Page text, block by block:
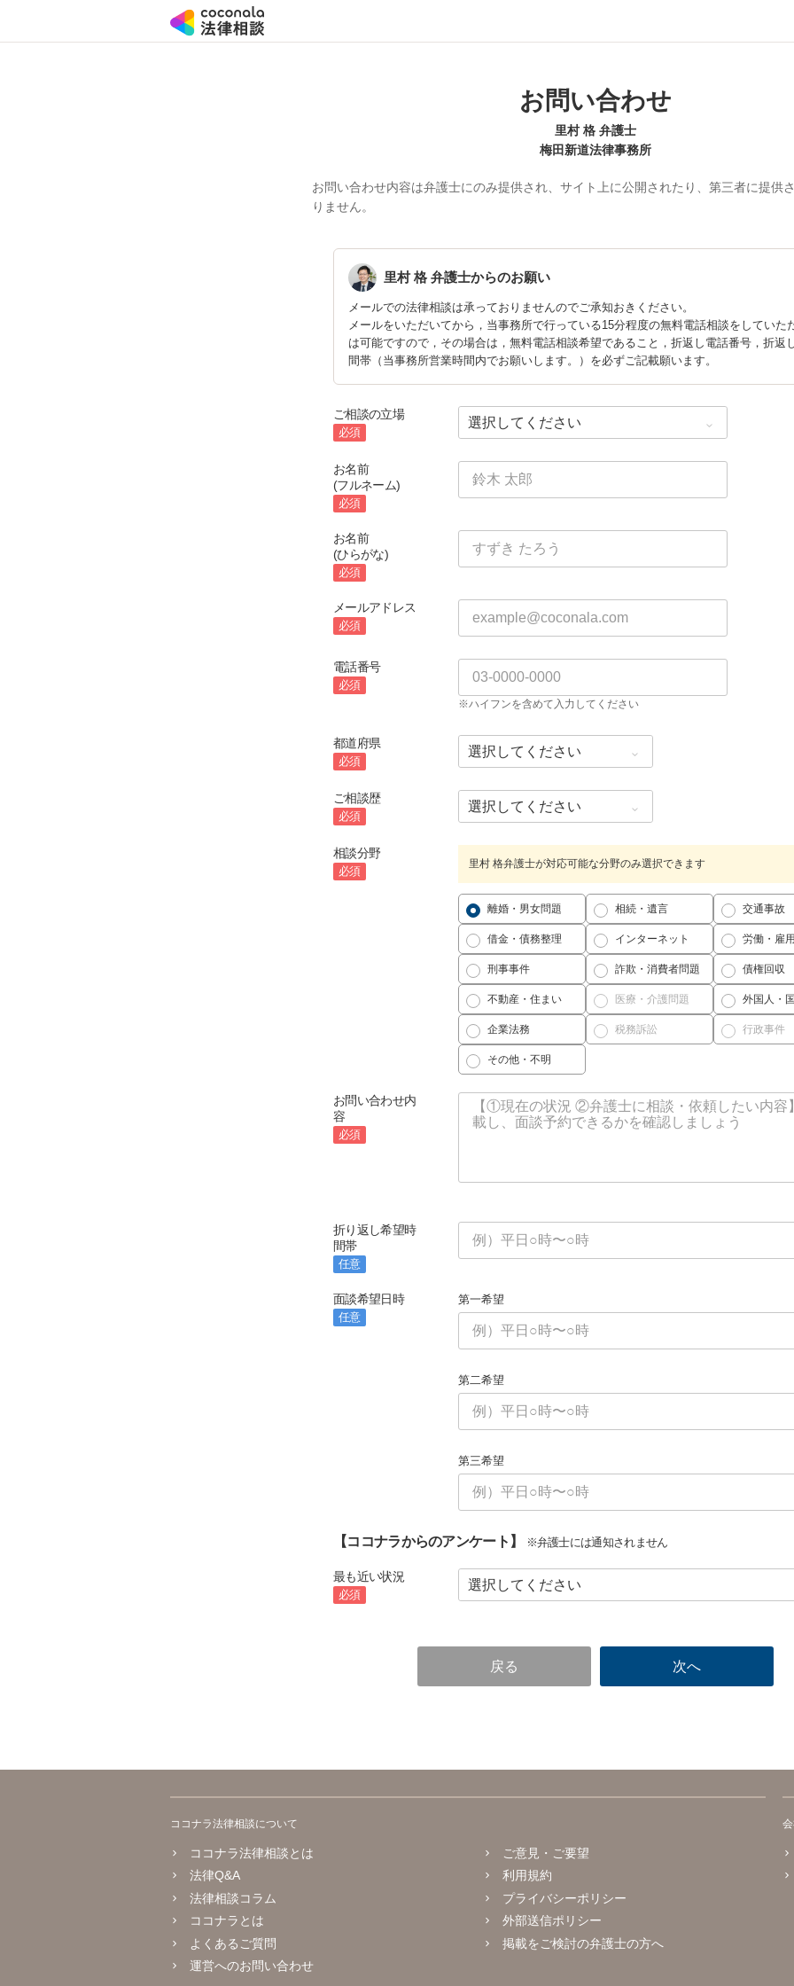
お問い合わせ
里村 格 弁護士
梅田新道法律事務所
お問い合わせ内容は弁護士にのみ提供され、サイト上に公開されたり、第三者に提供
りません。
里村 格 弁護士からのお願い
メールでの法律相談は承っておりませんのでご承知おきください。
メールをいただいてから，当事務所で行っている15分程度の無料電話相談をしていた
は可能ですので，その場合は，無料電話相談希望であること，折返し電話番号，折返
間帯（当事務所営業時間内でお願いします。）を必ずご記載願います。
ご相談の立場
必須
お名前
(フルネーム)
必須
お名前
(ひらがな)
必須
メールアドレス
必須
電話番号
必須
※ハイフンを含めて入力してください
都道府県
必須
ご相談歴
必須
相談分野
必須
里村 格弁護士が対応可能な分野のみ選択できます
離婚・男女問題 相続・遺言 交通事故
借金・債務整理 インターネット 労働・雇用
刑事事件 詐欺・消費者問題 債権回収
不動産・住まい 医療・介護問題 外国人・
企業法務 税務訴訟 行政事件
その他・不明
お問い合わせ内
容
必須
折り返し希望時
間帯
任意
面談希望日時
任意
第一希望
第二希望
第三希望
【ココナラからのアンケート】 ※弁護士には通知されません
最も近い状況
必須
ココナラ法律相談について
ココナラ法律相談とは
法律Q&A
法律相談コラム
ココナラとは
よくあるご質問
運営へのお問い合わせ
ご意見・ご要望
利用規約
プライバシーポリシー
外部送信ポリシー
掲載をご検討の弁護士の方へ